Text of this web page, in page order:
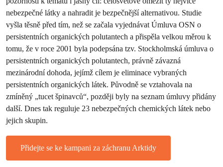
nebezpečné látky a nahradit je bezpečnější alternativou. Studie
vyšla těsně před tím, než se začala vyjednávat Úmluva OSN o
persistentních organických polutantech a přispěla velkou měrou k
tomu, že v roce 2001 byla podepsána tzv. Stockholmská úmluva o
persistentních organických polutantech, právně závazná
mezinárodní dohoda, jejímž cílem je eliminace vybraných
persistentních organických látek. Původně se vztahovala na
zmíněný „tucet špinavců“, později byly na seznam úmluvy přidány
další. Dnes tak reguluje 23 nebezpečných chemických látek nebo
jejich skupin.
Přidejte se ke kampani za záchranu Arktidy